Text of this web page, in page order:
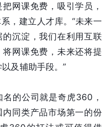
网课免费，吸引学员，
，建立人才库。“未来一
沉淀，我们在利用互联
网课免费，未来还将提
及辅助手段。”
的公司就是奇虎360，
同类产品市场第一的份